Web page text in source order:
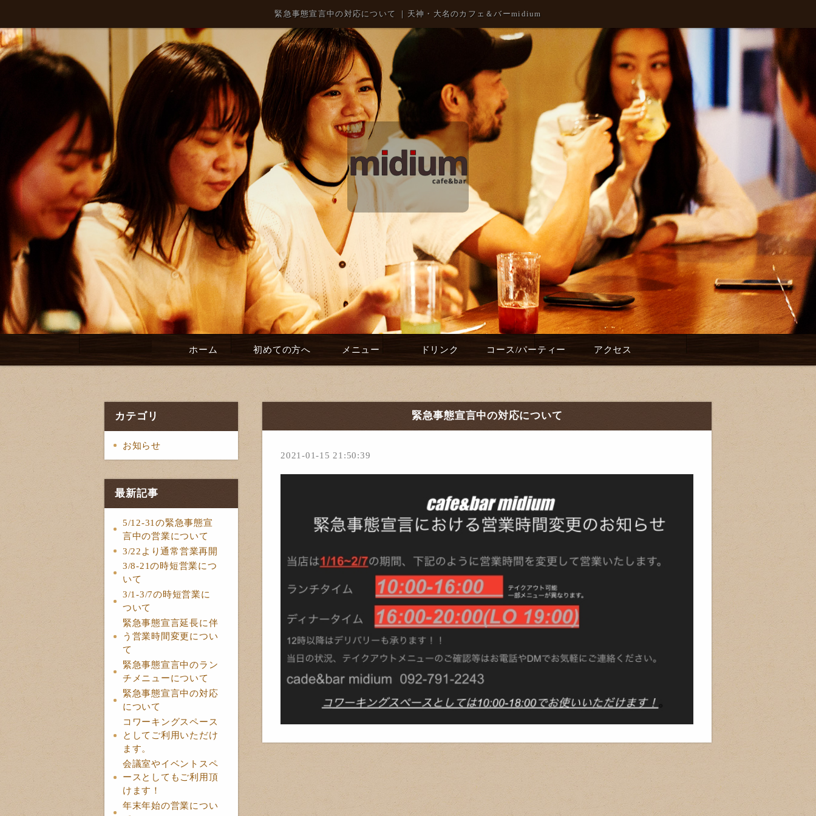
緊急事態宣言中の対応について ｜天神・大名のカフェ＆バーmidium
ホーム 初めての方へ メニュー ドリンク コース/パーティー アクセス
カテゴリ
お知らせ
最新記事
5/12-31の緊急事態宣
言中の営業について
3/22より通常営業再開
3/8-21の時短営業につ
いて
3/1-3/7の時短営業に
ついて
緊急事態宣言延長に伴
う営業時間変更につい
て
緊急事態宣言中のラン
チメニューについて
緊急事態宣言中の対応
について
コワーキングスペース
としてご利用いただけ
ます。
会議室やイベントスペ
ースとしてもご利用頂
けます！
年末年始の営業につい
緊急事態宣言中の対応について
2021-01-15 21:50:39